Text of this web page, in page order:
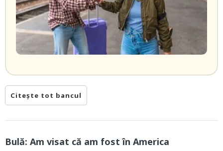
Citește tot bancul
Bulă: Am visat că am fost în America